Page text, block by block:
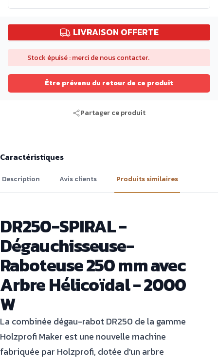
LIVRAISON OFFERTE
Stock épuisé : merci de nous contacter.
Être prévenu du retour de ce produit
Partager ce produit
Caractéristiques
Description Avis clients Produits similaires
DR250-SPIRAL -
Dégauchisseuse-
Raboteuse 250 mm avec
Arbre Hélicoïdal - 2000
W
La combinée dégau-rabot DR250 de la gamme
Holzprofi Maker est une nouvelle machine
fabriquée par Holzprofi, dotée d'un arbre